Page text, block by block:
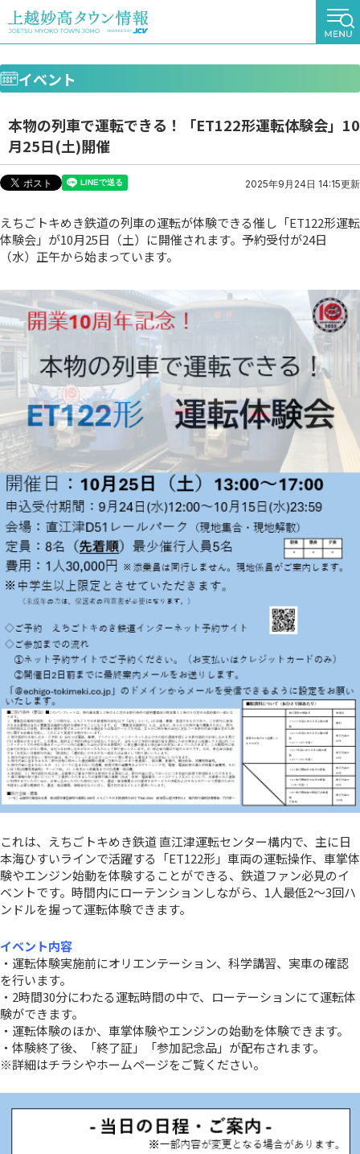
イベント
本物の列車で運転できる！「ET122形運転体験会」10
月25日(土)開催
2025年9月24日 14:15更新
えちごトキめき鉄道の列車の運転が体験できる催し「ET122形運転
体験会」が10月25日（土）に開催されます。予約受付が24日
（水）正午から始まっています。
これは、えちごトキめき鉄道 直江津運転センター構内で、主に日
本海ひすいラインで活躍する「ET122形」車両の運転操作、車掌体
験やエンジン始動を体験することができる、鉄道ファン必見のイ
ベントです。時間内にローテンションしながら、1人最低2～3回ハ
ンドルを握って運転体験できます。
イベント内容
・運転体験実施前にオリエンテーション、科学講習、実車の確認
を行います。
・2時間30分にわたる運転時間の中で、ローテーションにて運転体
験ができます。
・運転体験のほか、車掌体験やエンジンの始動を体験できます。
・体験終了後、「終了証」「参加記念品」が配布されます。
※詳細はチラシやホームページをご覧ください。